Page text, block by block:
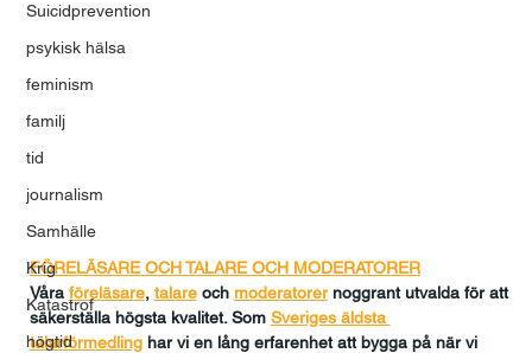
Suicidprevention
psykisk hälsa
feminism
familj
tid
journalism
Samhälle
Krig
Katastrof
högtid
FÖRELÄSARE OCH TALARE OCH MODERATORER
Våra föreläsare, talare och moderatorer noggrant utvalda för att
säkerställa högsta kvalitet. Som Sveriges äldsta
talarförmedling har vi en lång erfarenhet att bygga på när vi